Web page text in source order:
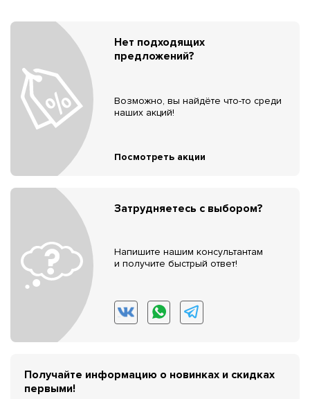
Нет подходящих
предложений?
Возможно, вы найдёте что-то среди
наших акций!
Посмотреть акции
Затрудняетесь с выбором?
Напишите нашим консультантам
и получите быстрый ответ!
Получайте информацию о новинках и скидках
первыми!